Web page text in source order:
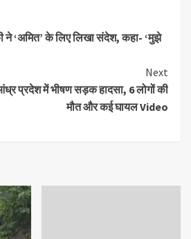
‘अमित’ के लिए लिखा संदेश, कहा- ‘मुझे
Next
प्रदेश में भीषण सड़क हादसा, 6 लोगों की
मौत और कई घायल Video